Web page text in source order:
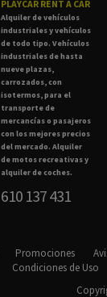
PLAYCAR RENT A CAR
Alquiler de vehículos
industriales y vehículos
de todo tipo. Vehículos
industriales de hasta
nueve plazas,
carrozados, con
isotermos, para el
transporte de
mercancías o pasajeros
con los mejores precios
del mercado. Alquiler
de motos recreativas y
alquiler de coches.
610 137 431
Promociones
Condiciones de Uso